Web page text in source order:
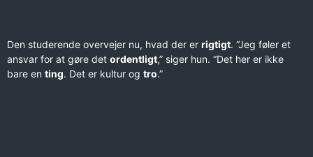
Den studerende overvejer nu, hvad der er rigtigt. “Jeg føler et
ansvar for at gøre det ordentligt,” siger hun. “Det her er ikke
bare en ting. Det er kultur og tro.”